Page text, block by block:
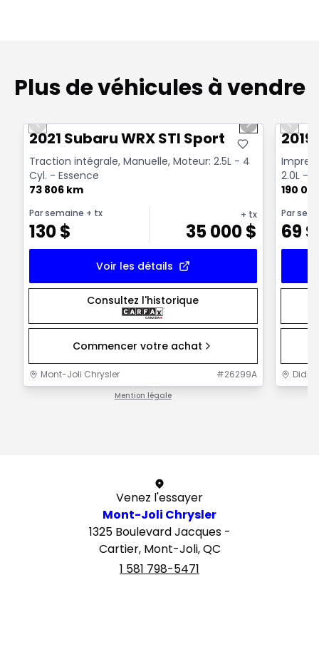
Plus de véhicules à vendre
Previous slide Next slide
2021 Subaru WRX STI Sport
Traction intégrale, Manuelle, Moteur: 2.5L - 4
Cyl. - Essence
73 806 km
Par semaine + tx
130$
+ tx
35 000$
Voir les détails
Consultez l'historique
Commencer votre achat
Mont-Joli Chrysler #26299A
Mention légale
2019
2.0L -
190
Par
69$
Venez l'essayer
Mont-Joli Chrysler
1325 Boulevard Jacques -
Cartier, Mont-Joli, QC
1 581 798-5471